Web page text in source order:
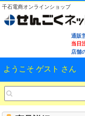
千石電商オンラインショップ
通販
当日
店舗
ようこそ ゲスト さん